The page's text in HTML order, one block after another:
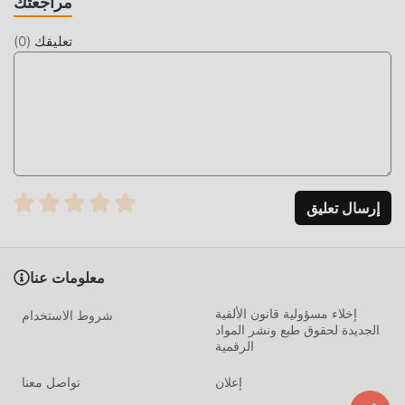
تعليقك (
0
)
إرسال تعليق
معلومات عنا
شروط الاستخدام
إخلاء مسؤولية قانون الألفية
الجديدة لحقوق طبع ونشر المواد
الرقمية
تواصل معنا إعلان